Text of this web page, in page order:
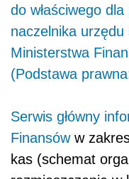
do właściwego
naczelnika
Ministerstwa
(Podstawa
Serwis główny
Finansóww
kas (schemat